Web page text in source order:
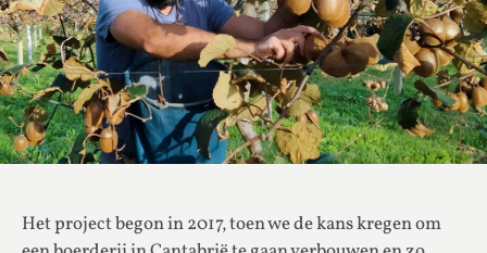
Het project begon in 2017, toen we de kans kregen om